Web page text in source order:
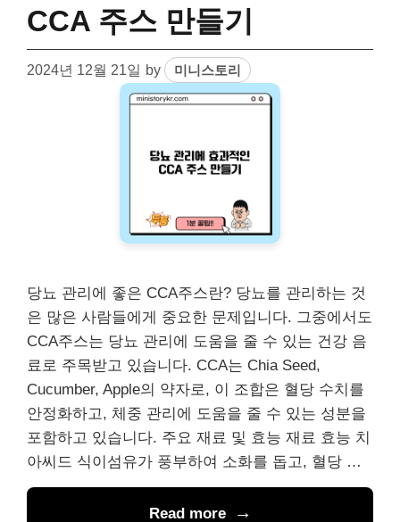
CCA 주스 만들기
2024년 12월 21일 by 미니스토리
당뇨 관리에 좋은 CCA주스란? 당뇨를 관리하는 것
은 많은 사람들에게 중요한 문제입니다. 그중에서도
CCA주스는 당뇨 관리에 도움을 줄 수 있는 건강 음
료로 주목받고 있습니다. CCA는 Chia Seed,
Cucumber, Apple의 약자로, 이 조합은 혈당 수치를
안정화하고, 체중 관리에 도움을 줄 수 있는 성분을
포함하고 있습니다. 주요 재료 및 효능 재료 효능 치
아씨드 식이섬유가 풍부하여 소화를 돕고, 혈당 …
Read more